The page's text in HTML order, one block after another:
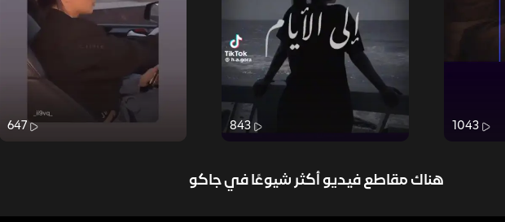
1043
843
647
هناك مقاطع فيديو أكثر شيوعًا في جاكو